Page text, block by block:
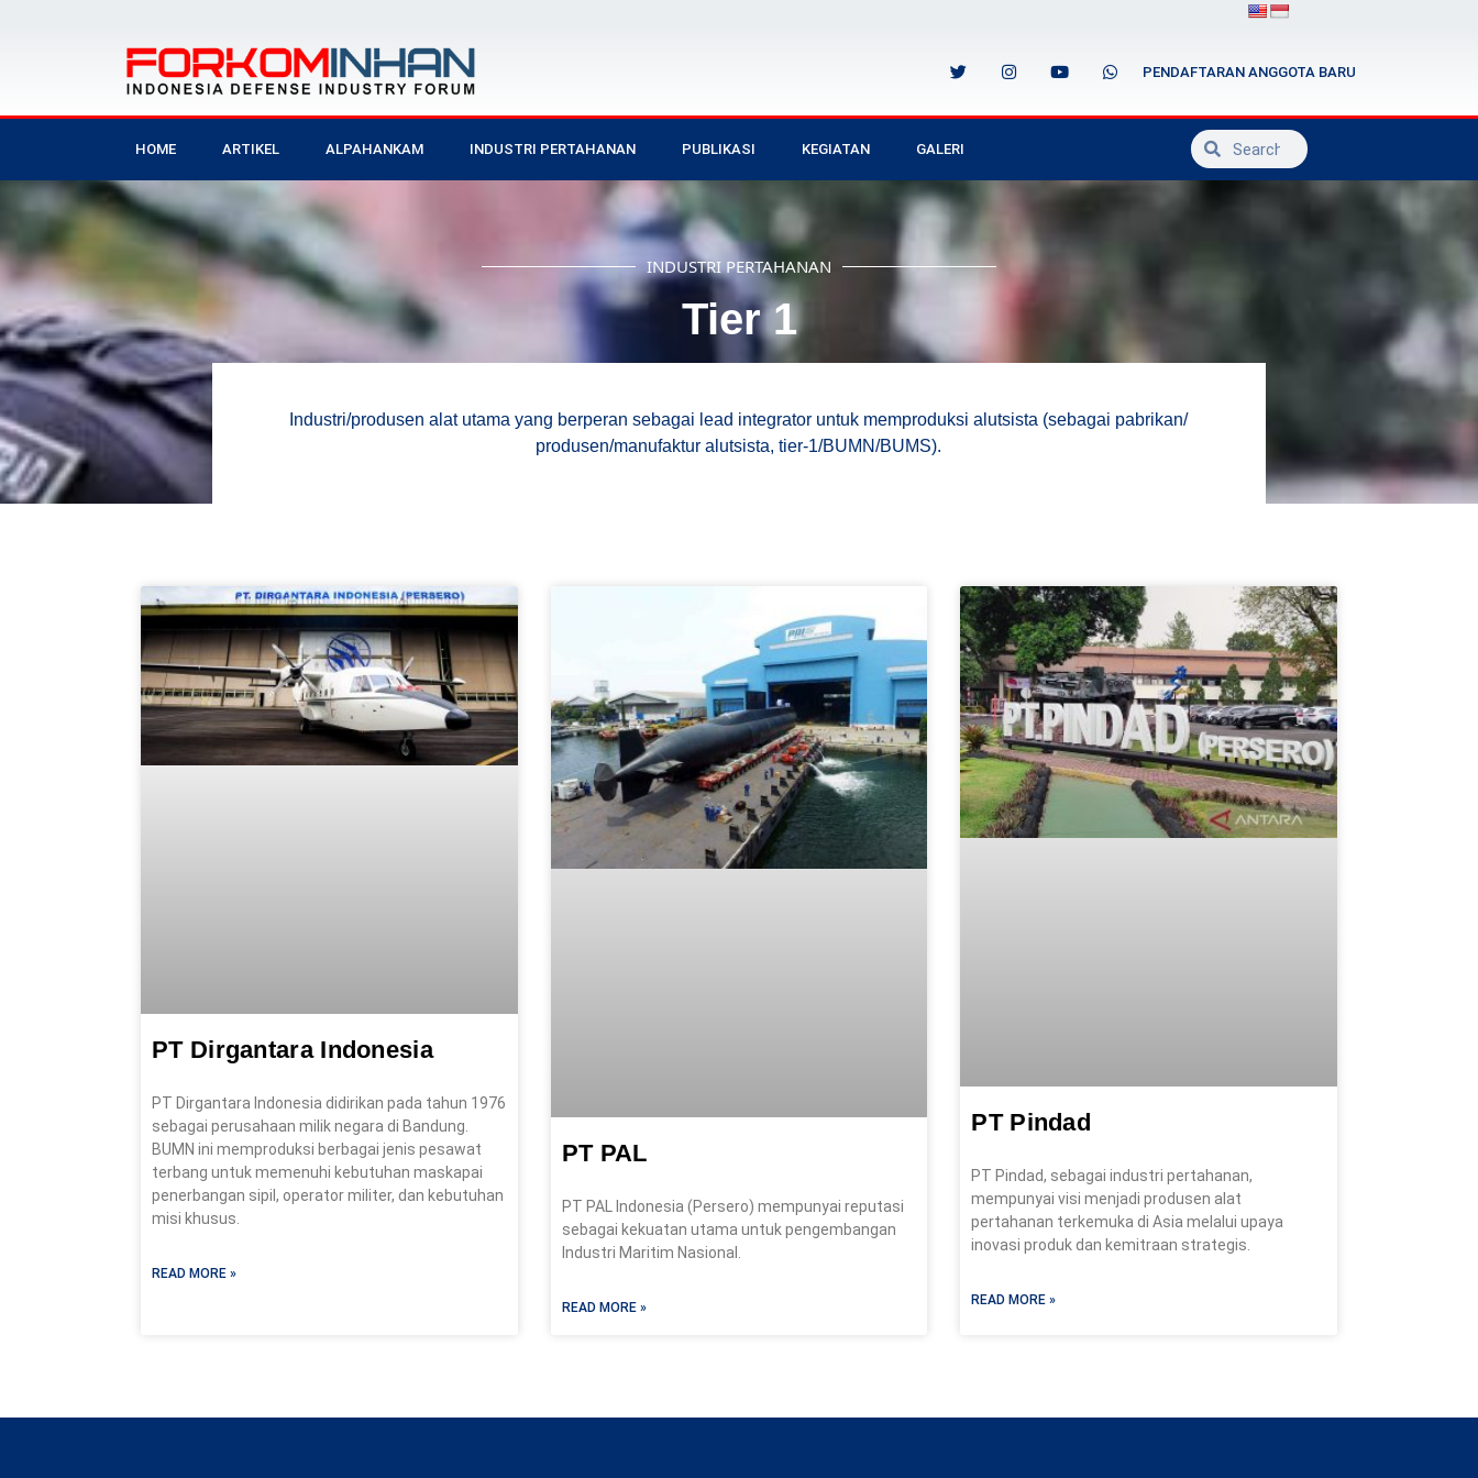
PENDAFTARAN ANGGOTA BARU
HOME ARTIKEL ALPAHANKAM INDUSTRI PERTAHANAN PUBLIKASI KEGIATAN GALERI
INDUSTRI PERTAHANAN
Tier 1
Industri/produsen alat utama yang berperan sebagai lead integrator untuk memproduksi alutsista (sebagai pabrikan/
produsen/manufaktur alutsista, tier-1/BUMN/BUMS).
PT Dirgantara Indonesia
PT Dirgantara Indonesia didirikan pada tahun 1976
sebagai perusahaan milik negara di Bandung.
BUMN ini memproduksi berbagai jenis pesawat
terbang untuk memenuhi kebutuhan maskapai
penerbangan sipil, operator militer, dan kebutuhan
misi khusus.
READ MORE »
PT PAL
PT PAL Indonesia (Persero) mempunyai reputasi
sebagai kekuatan utama untuk pengembangan
Industri Maritim Nasional.
READ MORE »
PT Pindad
PT Pindad, sebagai industri pertahanan,
mempunyai visi menjadi produsen alat
pertahanan terkemuka di Asia melalui upaya
inovasi produk dan kemitraan strategis.
READ MORE »